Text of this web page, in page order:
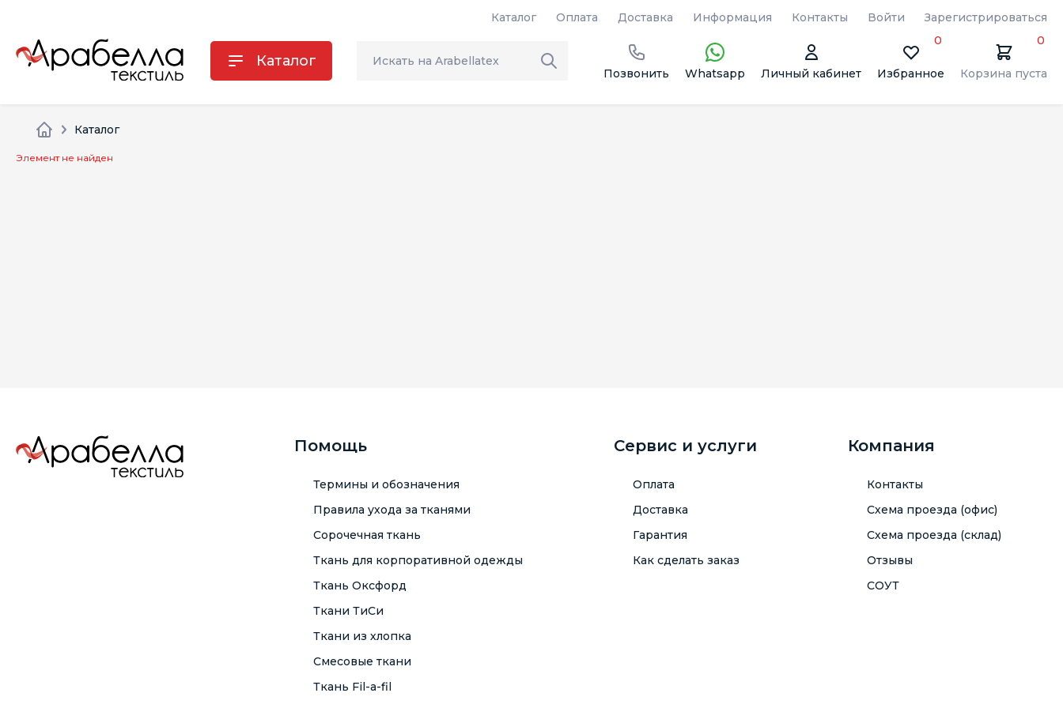
Каталог Оплата Доставка Информация Контакты Войти Зарегистрироваться
Каталог
Позвонить Whatsapp Личный кабинет Избранное
0
Корзина пуста
0
Каталог
Элемент не найден
Помощь
Термины и обозначения
Правила ухода за тканями
Сорочечная ткань
Ткань для корпоративной одежды
Ткань Оксфорд
Ткани ТиСи
Ткани из хлопка
Смесовые ткани
Ткань Fil-a-fil
Сервис и услуги
Оплата
Доставка
Гарантия
Как сделать заказ
Компания
Контакты
Схема проезда (офис)
Схема проезда (склад)
Отзывы
СОУТ